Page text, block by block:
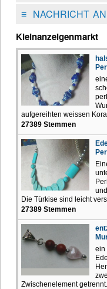
≡NACHRICHT AN
Kleinanzeigenmarkt
aufgereihten weissen
27389 Stemmen
Die Türkise sind leicht
27389 Stemmen
ein
Zwischenelement